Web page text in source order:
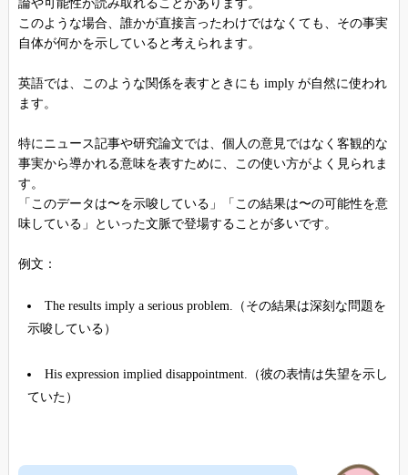
論や可能性が読み取れることがあります。
このような場合、誰かが直接言ったわけではなくても、その事実
自体が何かを示していると考えられます。
英語では、このような関係を表すときにも imply が自然に使われ
ます。
特にニュース記事や研究論文では、個人の意見ではなく客観的な
事実から導かれる意味を表すために、この使い方がよく見られま
す。
「このデータは〜を示唆している」「この結果は〜の可能性を意
味している」といった文脈で登場することが多いです。
例文：
The results imply a serious problem.（その結果は深刻な問題を
示唆している）
His expression implied disappointment.（彼の表情は失望を示し
ていた）